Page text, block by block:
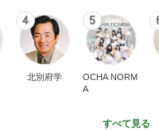
4
北別府学
5
OCHA NORM
A
すべて見る